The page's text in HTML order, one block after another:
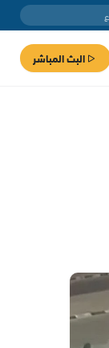
البث المباشر